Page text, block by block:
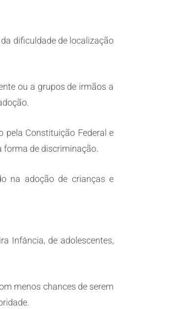
dificuldade de localização
ou a grupos de irmãos a
pela Constituição Federal e
forma de discriminação.
na adoção de crianças e
Infância, de adolescentes,
menos chances de serem